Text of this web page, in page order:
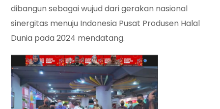
dibangun sebagai wujud dari gerakan nasional
sinergitas menuju Indonesia Pusat Produsen Halal
Dunia pada 2024 mendatang.